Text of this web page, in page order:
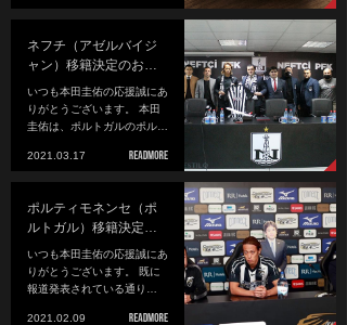
ネフチ（アゼルバイジ
ャン）移籍決定のお…
いつも本田圭佑の応援誠にあ
りがとうございます。 本田
圭佑は、ポルトガルのポル…
2021.03.17
ポルティモネンセ（ポ
ルトガル）移籍決定…
いつも本田圭佑の応援誠にあ
りがとうございます。 既に
報道発表されている通り…
2021.02.09